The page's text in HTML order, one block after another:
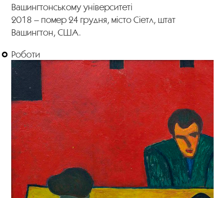
Вашингтонському університеті
2018 – помер 24 грудня, місто Сіетл, штат
Вашингтон, США.
Роботи